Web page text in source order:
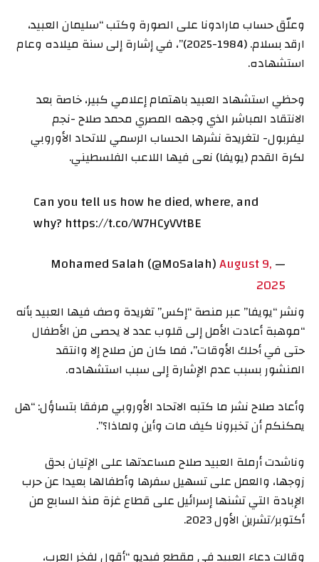
وعلّق حساب مارادونا على الصورة وكتب “سليمان العبيد،
ارقد بسلام. (1984-2025)”، في إشارة إلى سنة ميلاده وعام
استشهاده.
وحظي استشهاد العبيد باهتمام إعلامي كبير، خاصة بعد
الانتقاد المباشر الذي وجهه المصري محمد صلاح -نجم
ليفربول- لتغريدة نشرها الحساب الرسمي للاتحاد الأوروبي
لكرة القدم (يويفا) نعى فيها اللاعب الفلسطيني.
Can you tell us how he died, where, and
why? https://t.co/W7HCyVVtBE
— Mohamed Salah (@MoSalah)
August 9,
2025
ونشر “يويفا” عبر منصة “إكس” تغريدة وصف فيها العبيد بأنه
“موهبة أعادت الأمل إلى قلوب عدد لا يحصى من الأطفال
حتى في أحلك الأوقات”، فما كان من صلاح إلا وانتقد
المنشور بسبب عدم الإشارة إلى سبب استشهاده.
وأعاد صلاح نشر ما كتبه الاتحاد الأوروبي مرفقا بتساؤل: “هل
يمكنكم أن تخبرونا كيف مات وأين ولماذا؟”.
وناشدت أرملة العبيد صلاح مساعدتها على الإتيان بحق
زوجها، والعمل على تسهيل سفرها وأطفالها بعيدا عن حرب
الإبادة التي تشنها إسرائيل على قطاع غزة منذ السابع من
أكتوبر/تشرين الأول 2023.
وقالت دعاء العبيد في مقطع فيديو “أقول لفخر العرب،